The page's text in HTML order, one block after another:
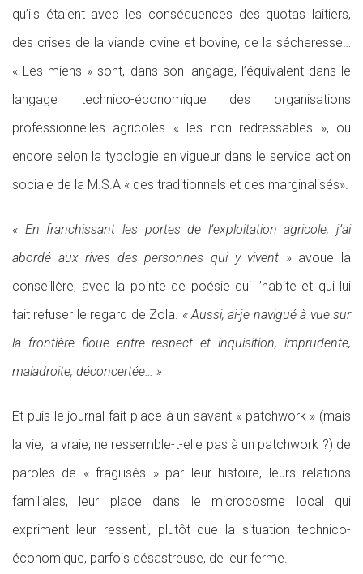
qu’ils étaient avec les conséquences des quotas laitiers,
des crises de la viande ovine et bovine, de la sécheresse…
« Les miens » sont, dans son langage, l’équivalent dans le
langage technico-économique des organisations
professionnelles agricoles « les non redressables », ou
encore selon la typologie en vigueur dans le service action
sociale de la M.S.A « des traditionnels et des marginalisés».
« En franchissant les portes de l’exploitation agricole, j’ai
abordé aux rives des personnes qui y vivent » avoue la
conseillère, avec la pointe de poésie qui l’habite et qui lui
fait refuser le regard de Zola. « Aussi, ai-je navigué à vue sur
la frontière floue entre respect et inquisition, imprudente,
maladroite, déconcertée… »
Et puis le journal fait place à un savant « patchwork » (mais
la vie, la vraie, ne ressemble-t-elle pas à un patchwork ?) de
paroles de « fragilisés » par leur histoire, leurs relations
familiales, leur place dans le microcosme local qui
expriment leur ressenti, plutôt que la situation technico-
économique, parfois désastreuse, de leur ferme.